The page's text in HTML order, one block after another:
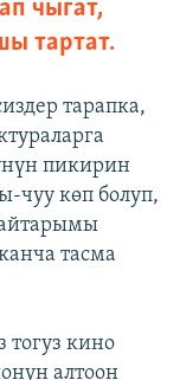
чыгат,
тартат.
тарапка,
пикирин
чуу көп болуп,
тасма
кино
алтоон